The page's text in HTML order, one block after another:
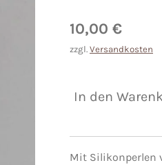
10,00 €
zzgl. Versandkosten
In den
Mit Silikonperlen